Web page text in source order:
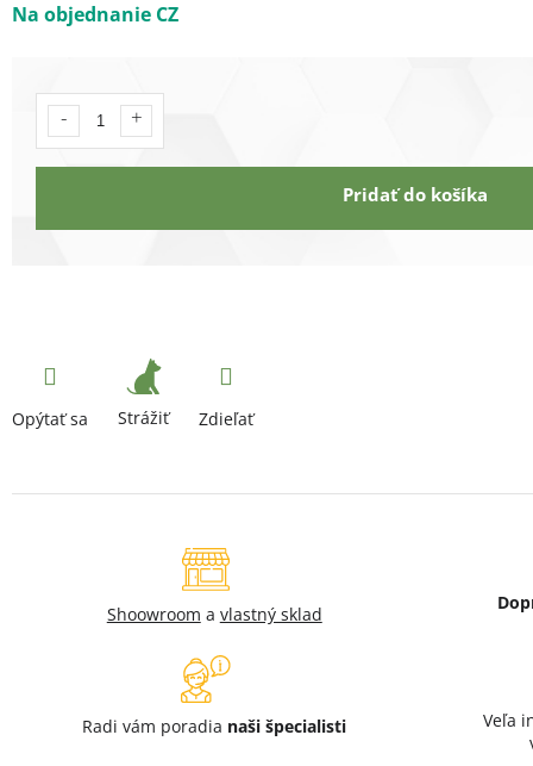
Na objednanie CZ
Pridať do košíka
Opýtať sa Strážiť Zdieľať
Shoowroom a vlastný sklad
Radi vám poradia naši špecialisti
Veľa